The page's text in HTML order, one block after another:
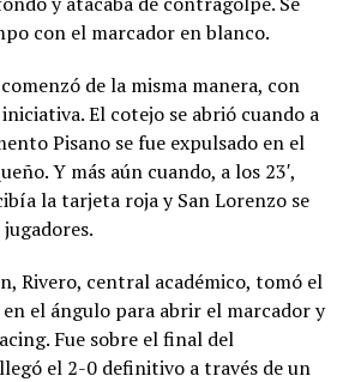
con el marcador en blanco.
de la misma manera, con
El cotejo se abrió cuando a
Pisano se fue expulsado en el
Y más aún cuando, a los 23′,
la tarjeta roja y San Lorenzo se
Rivero, central académico, tomó el
el ángulo para abrir el marcador y
Fue sobre el final del
el 2-0 definitivo a través de un